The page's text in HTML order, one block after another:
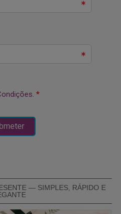
— SIMPLES, RÁPIDO E